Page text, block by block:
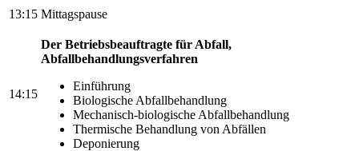
13:15 Mittagspause
14:15
Der Betriebsbeauftragte für Abfall,
Abfallbehandlungsverfahren
Einführung
Biologische Abfallbehandlung
Mechanisch-biologische Abfallbehandlung
Thermische Behandlung von Abfällen
Deponierung